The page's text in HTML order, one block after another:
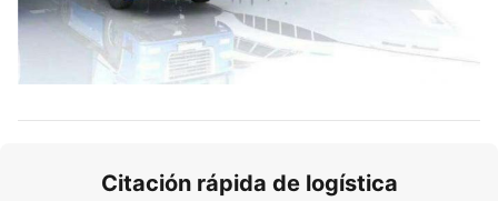
Citación rápida de logística